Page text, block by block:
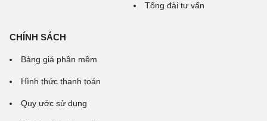
Tổng đài tư vấn
CHÍNH SÁCH
Bảng giá phần mềm
Hình thức thanh toán
Quy ước sử dụng